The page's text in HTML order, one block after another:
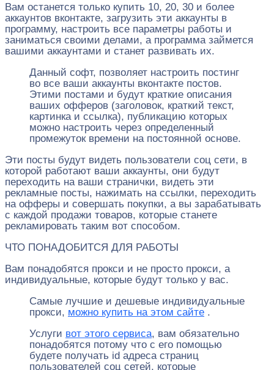
Вам останется только купить 10, 20, 30 и более
аккаунтов вконтакте, загрузить эти аккаунты в
программу, настроить все параметры работы и
заниматься своими делами, а программа займется
вашими аккаунтами и станет развивать их.
Данный софт, позволяет настроить постинг
во все ваши аккаунты вконтакте постов.
Этими постами и будут краткие описания
ваших офферов (заголовок, краткий текст,
картинка и ссылка), публикацию которых
можно настроить через определенный
промежуток времени на постоянной основе.
Эти посты будут видеть пользователи соц сети, в
которой работают ваши аккаунты, они будут
переходить на ваши странички, видеть эти
рекламные посты, нажимать на ссылки, переходить
на офферы и совершать покупки, а вы зарабатывать
с каждой продажи товаров, которые станете
рекламировать таким вот способом.
ЧТО ПОНАДОБИТСЯ ДЛЯ РАБОТЫ
Вам понадобятся прокси и не просто прокси, а
индивидуальные, которые будут только у вас.
Самые лучшие и дешевые индивидуальные
прокси, можно купить на этом сайте .
Услуги вот этого сервиса, вам обязательно
понадобятся потому что с его помощью
будете получать id адреса страниц
пользователей соц сетей, которые